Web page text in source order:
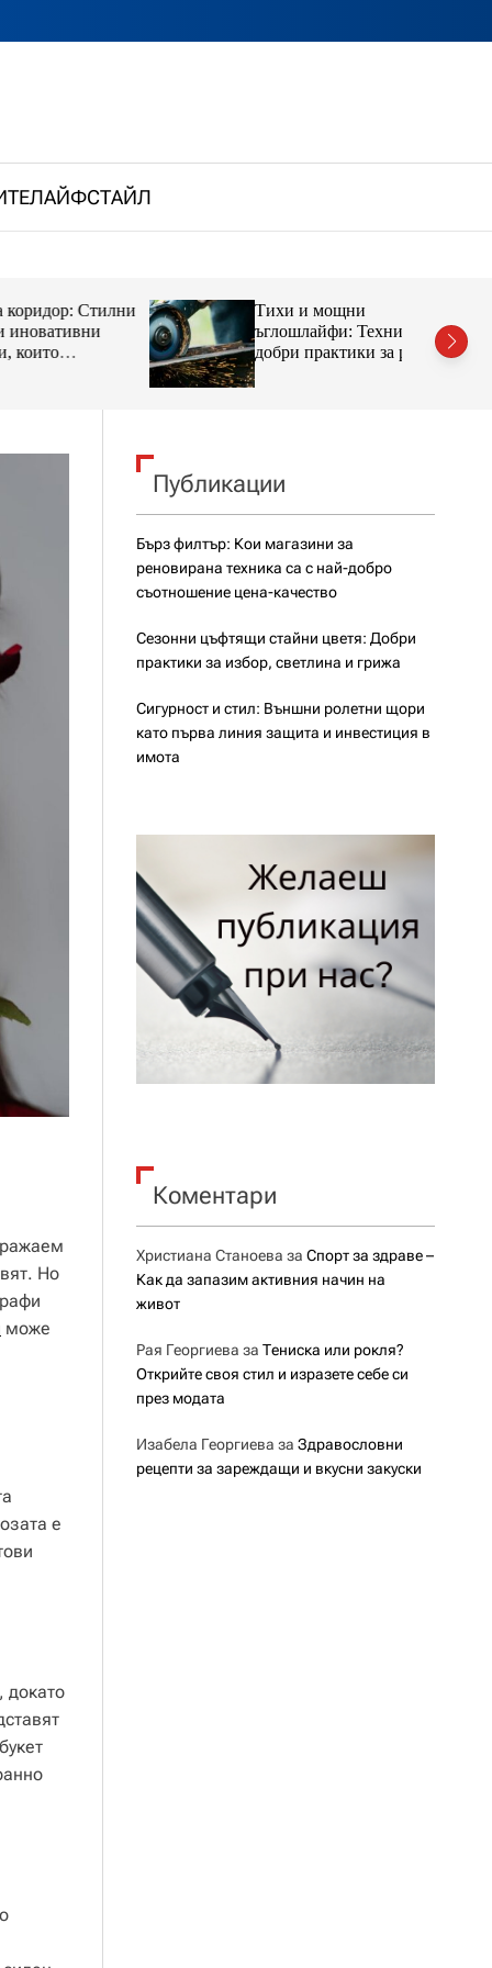
ЛАЙФСТАЙЛ
Стилни
Тихи и мощни
ъглошлайфи: Техники и
добри практики за работа в
градска среда
Но
може
е
докато
Публикации
Бърз филтър: Кои магазини за
реновирана техника са с най-добро
съотношение цена-качество
Сезонни цъфтящи стайни цветя: Добри
практики за избор, светлина и грижа
Сигурност и стил: Външни ролетни щори
като първа линия защита и инвестиция в
имота
Коментари
Христиана Станоева за Спорт за здраве –
Как да запазим активния начин на
живот
Рая Георгиева за Тениска или рокля?
Открийте своя стил и изразете себе си
през модата
Изабела Георгиева за Здравословни
рецепти за зареждащи и вкусни закуски